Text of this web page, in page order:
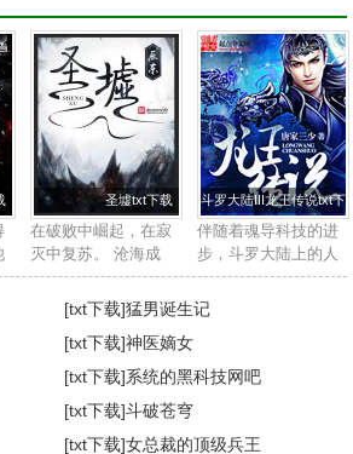
圣墟txt下载
在破败中崛起，在寂
灭中复苏。 沧海成
尘，雷电枯竭，那一
缕幽雾又一次临近大
地，世间的枷锁被打
开了，一个全新的世
界就此揭开神秘的一
角…… ...
斗罗大陆III龙王传说txt下载
伴随着魂导科技的进
步，斗罗大陆上的人
类征服了海洋，又发
现了两片大陆。魂兽
也随着人类魂师的猎
睡无数年的魂兽之王
[txt下载]猛男诞生记
[txt下载]神医嫡女
[txt下载]系统的黑科技网吧
[txt下载]斗破苍穹
[txt下载]女总裁的顶级兵王